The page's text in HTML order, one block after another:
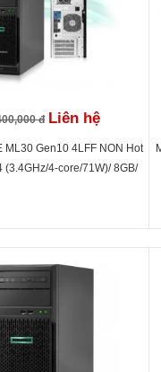
10 ADM (Advanced Data
đ Liên hệ
ML30 Gen10 4LFF NON Hot
(3.4GHz/4-core/71W)/ 8GB/